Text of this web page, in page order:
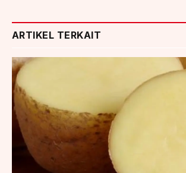
ARTIKEL TERKAIT